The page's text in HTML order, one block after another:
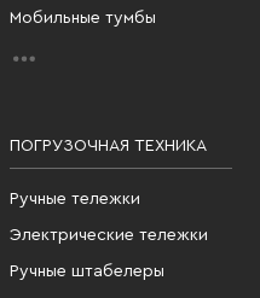
Мобильные тумбы
ПОГРУЗОЧНАЯ ТЕХНИКА
Ручные тележки
Электрические тележки
Ручные штабелеры